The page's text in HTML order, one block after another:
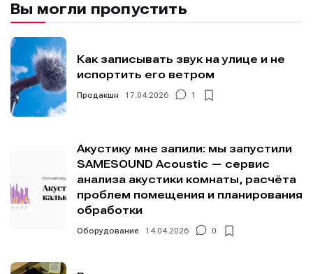
Вы могли пропустить
Как записывать звук на улице и не
испортить его ветром
Продакшн 17.04.2026 1
Акустику мне запили: мы запустили
SAMESOUND Acoustic — сервис
анализа акустики комнаты, расчёта
проблем помещения и планирования
обработки
Оборудование 14.04.2026 0